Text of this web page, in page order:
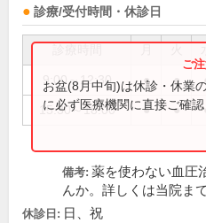
診療/受付時間・休診日
9:00～12:30 ● ●
15:30～18:00 ● ●
お盆(8月中旬)は休診・休業
に必ず医療機関に直接ご確認
備考: 薬を使わない血圧
んか。詳しくは当院ま
休診日: 日、祝